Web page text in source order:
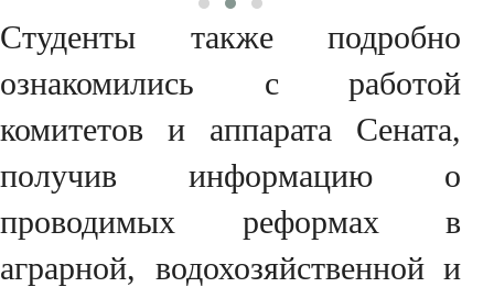
Студенты также подробно
ознакомились с работой
комитетов и аппарата Сената,
получив информацию о
проводимых реформах в
аграрной, водохозяйственной и